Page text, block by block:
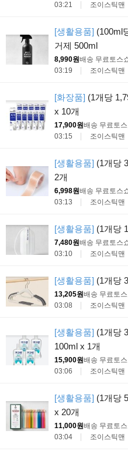
03:21
조이스틱맨
[생활용품] (100ml
거제 500ml
8,990원배송 무료토스
03:19
조이스틱맨
[화장품] (1개당
x 10개
17,900원배송 무료토
03:15
조이스틱맨
[생활용품] (1개당
2개
6,998원배송 무료토스
03:13
조이스틱맨
[생활용품] (1개당
7,480원배송 무료토스
03:10
조이스틱맨
[생활용품] (1개당
13,205원배송 무료토
03:08
조이스틱맨
[생활용품] (1개당
100ml x 1개
15,900원배송 무료토
03:06
조이스틱맨
[생활용품] (1개당
x 20개
11,000원배송 무료토
03:04
조이스틱맨